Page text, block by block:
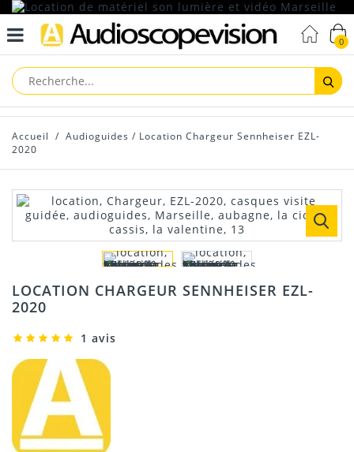
0
Accueil / Audioguides / Location Chargeur Sennheiser EZL-
2020
LOCATION CHARGEUR SENNHEISER EZL-
2020
1 avis